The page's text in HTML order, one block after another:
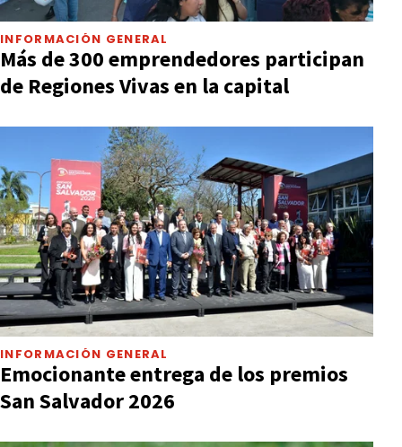
INFORMACIÓN GENERAL
Más de 300 emprendedores participan
de Regiones Vivas en la capital
INFORMACIÓN GENERAL
Emocionante entrega de los premios
San Salvador 2026